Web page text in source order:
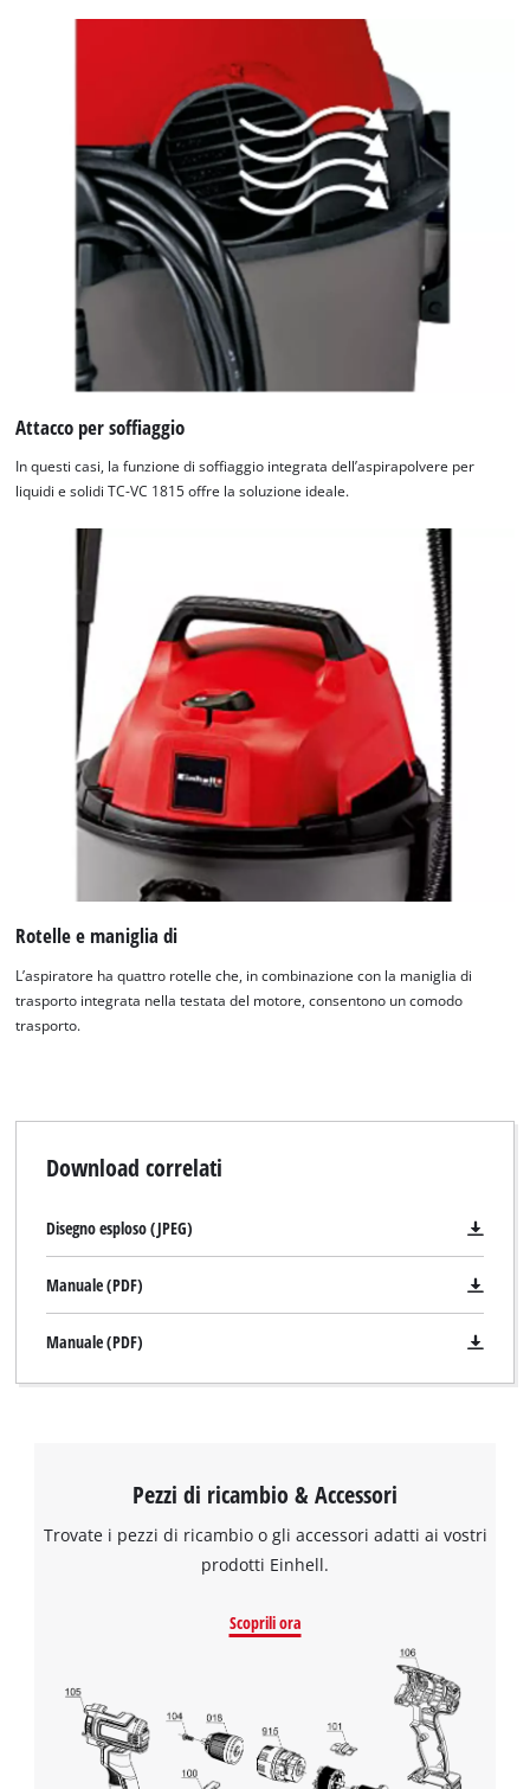
Abbiamo bisogno del vostro consenso
per caricare il servizio Google Maps !
This content is not permitted to load due
to trackers that are not disclosed to the
visitor. The website owner needs to setup
the site with their CMP to add this content
to the list of technologies used.
Powered by
Usercentrics Consent
Management Platform
Attacco per soffiaggio
In questi casi, la funzione di soffiaggio integrata dell’aspirapolvere per
liquidi e solidi TC-VC 1815 offre la soluzione ideale.
Rotelle e maniglia di
L’aspiratore ha quattro rotelle che, in combinazione con la maniglia di
trasporto integrata nella testata del motore, consentono un comodo
trasporto.
Download correlati
Disegno esploso (JPEG)
Manuale (PDF)
Manuale (PDF)
Pezzi di ricambio & Accessori
Trovate i pezzi di ricambio o gli accessori adatti ai vostri
prodotti Einhell.
Scoprili ora